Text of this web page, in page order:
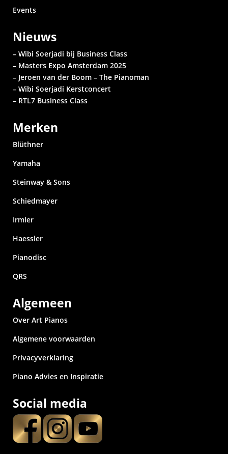
Events
Nieuws
– Wibi Soerjadi bij Business Class
– Masters Expo Amsterdam 2025
– Jeroen van der Boom – The Pianoman
– Wibi Soerjadi Kerstconcert
– RTL7 Business Class
Merken
Blüthner
Yamaha
Steinway & Sons
Schiedmayer
Irmler
Haessler
Pianodisc
QRS
Algemeen
Over Art Pianos
Algemene voorwaarden
Privacyverklaring
Piano Advies en Inspiratie
Social media